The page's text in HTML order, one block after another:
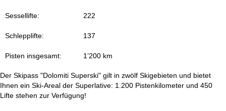
Sessellifte: 222
Schlepplifte: 137
Pisten insgesamt: 1’200 km
Der Skipass "Dolomiti Superski" gilt in zwölf Skigebieten und bietet
Ihnen ein Ski-Areal der Superlative: 1.200 Pistenkilometer und 450
Lifte stehen zur Verfügung!